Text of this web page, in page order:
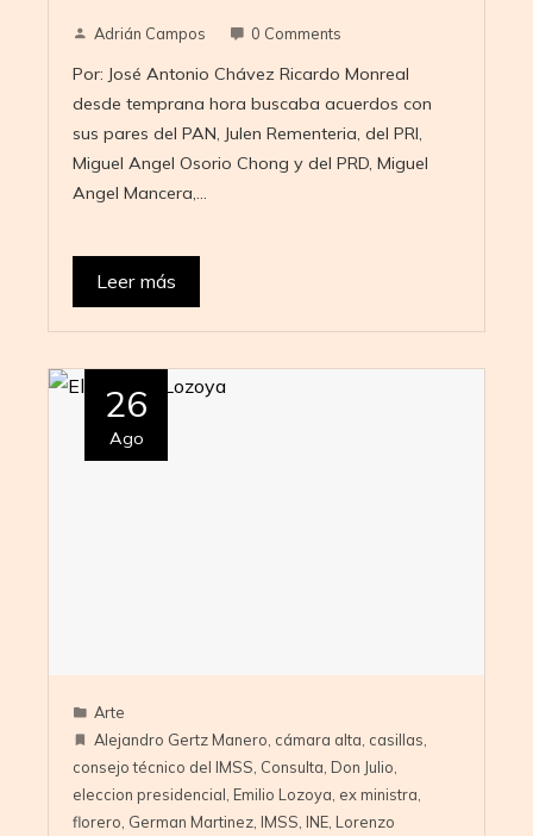
Adrián Campos 0 Comments
Por: José Antonio Chávez Ricardo Monreal
desde temprana hora buscaba acuerdos con
sus pares del PAN, Julen Rementeria, del PRI,
Miguel Angel Osorio Chong y del PRD, Miguel
Angel Mancera,…
Leer más
26
Ago
Arte
Alejandro Gertz Manero cámara alta casillas
consejo técnico del IMSS Consulta Don Julio
eleccion presidencial Emilio Lozoya ex ministra
florero German Martinez IMSS INE Lorenzo